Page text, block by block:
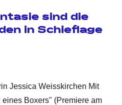
sind die
in Schieflage
Jessica Weisskirchen Mit
Boxers" (Premiere am